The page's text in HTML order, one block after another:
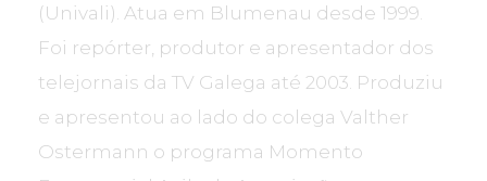
(Univali). Atua em Blumenau desde 1999.
Foi repórter, produtor e apresentador dos
telejornais da TV Galega até 2003. Produziu
e apresentou ao lado do colega Valther
Ostermann o programa Momento